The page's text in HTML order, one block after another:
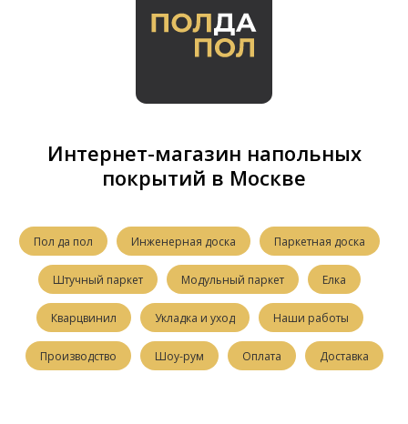
Интернет-магазин напольных
покрытий в Москве
Пол да пол Инженерная доска Паркетная доска
Штучный паркет Модульный паркет Елка
Кварцвинил Укладка и уход Наши работы
Производство Шоу-рум Оплата Доставка